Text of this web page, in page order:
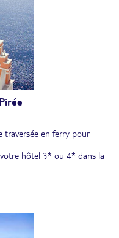
étroites bordées de
ses petites chapelles
un café grec ou un ouzo,
et le volcan depuis
traversée en ferry pour
hôtel 3* ou 4* dans la